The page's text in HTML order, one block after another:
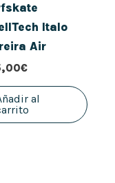
Italo
Air
€
al